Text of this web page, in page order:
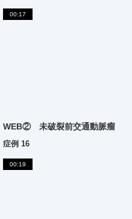
00:17
WEB② 未破裂前交通動脈瘤
症例 16
00:19